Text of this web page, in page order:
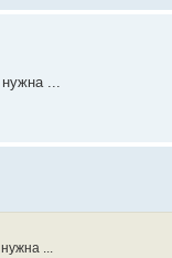
...
...